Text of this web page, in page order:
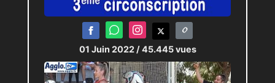
01 Juin 2022 / 45.445 vues